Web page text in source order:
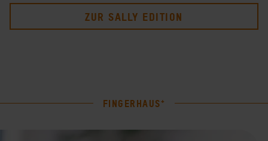
ZUR SALLY EDITION
FINGERHAUS⁺